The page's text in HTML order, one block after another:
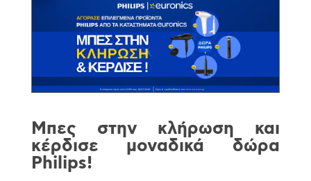
Μπες στην κλήρωση και
κέρδισε μοναδικά δώρα
Philips!